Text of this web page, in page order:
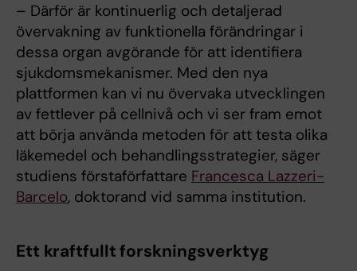
– Därför är kontinuerlig och detaljerad
övervakning av funktionella förändringar i
dessa organ avgörande för att identifiera
sjukdomsmekanismer. Med den nya
plattformen kan vi nu övervaka utvecklingen
av fettlever på cellnivå och vi ser fram emot
att börja använda metoden för att testa olika
läkemedel och behandlingsstrategier, säger
studiens förstaförfattare Francesca Lazzeri-
Barcelo, doktorand vid samma institution.
Ett kraftfullt forskningsverktyg